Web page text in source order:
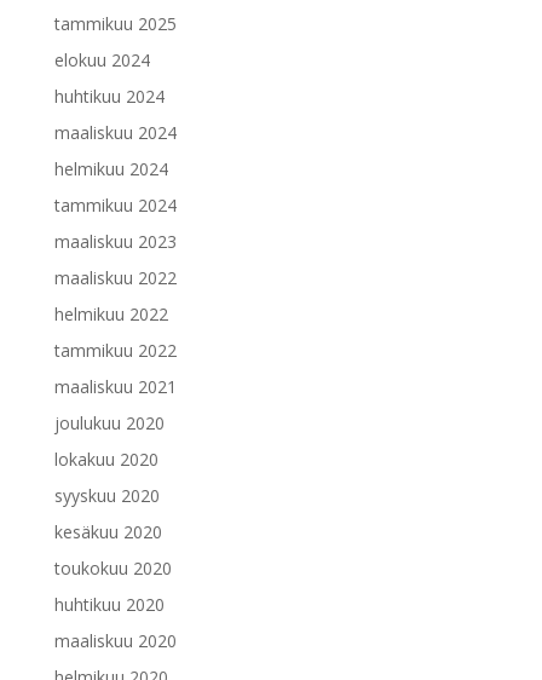
tammikuu 2025
elokuu 2024
huhtikuu 2024
maaliskuu 2024
helmikuu 2024
tammikuu 2024
maaliskuu 2023
maaliskuu 2022
helmikuu 2022
tammikuu 2022
maaliskuu 2021
joulukuu 2020
lokakuu 2020
syyskuu 2020
kesäkuu 2020
toukokuu 2020
huhtikuu 2020
maaliskuu 2020